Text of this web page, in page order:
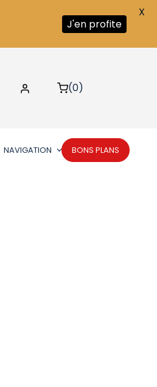
(0)
NAVIGATION BONS PLANS
J'en profite
X